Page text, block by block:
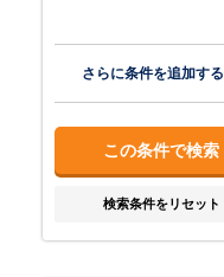
さらに条件を追加する
検索条件をリセット